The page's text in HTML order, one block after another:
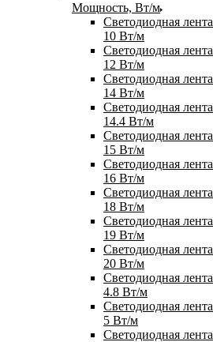
Мощность, Вт/м
Светодиодная лента
10 Вт/м
Светодиодная лента
12 Вт/м
Светодиодная лента
14 Вт/м
Светодиодная лента
14.4 Вт/м
Светодиодная лента
15 Вт/м
Светодиодная лента
16 Вт/м
Светодиодная лента
18 Вт/м
Светодиодная лента
19 Вт/м
Светодиодная лента
20 Вт/м
Светодиодная лента
4.8 Вт/м
Светодиодная лента
5 Вт/м
Светодиодная лента